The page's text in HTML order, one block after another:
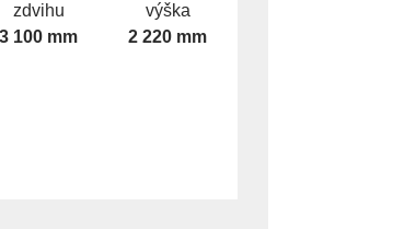
zdvihu
3 100 mm
výška
2 220 mm